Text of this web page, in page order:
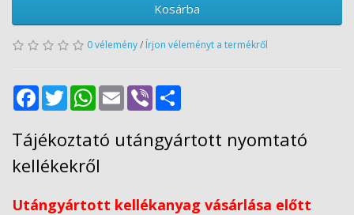
Kosárba
0 vélemény/ Írjon véleményt a termékről
FacebookTwitter WhatsApp
Email Viber
Tájékoztató utángyártott nyomtató
kellékekről
Utángyártott kellékanyag vásárlása előtt